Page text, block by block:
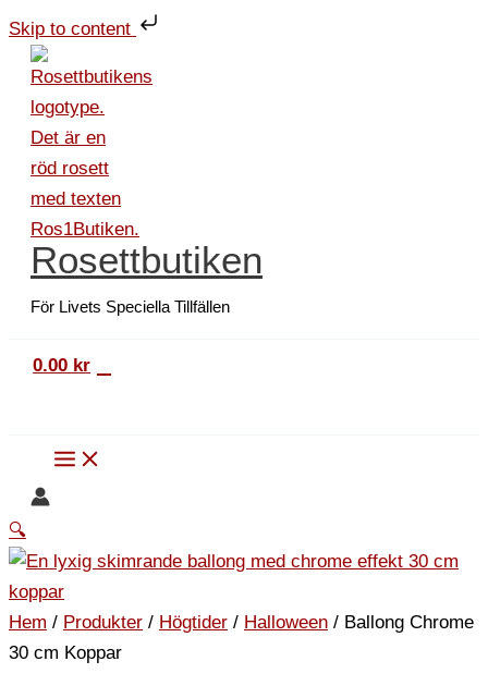
Skip to content
till
innehåll
Rosettbutiken
För Livets Speciella Tillfällen
0.00 kr
🔍
Hem / Produkter / Högtider / Halloween / Ballong Chrome
30 cm Koppar
Chrome
cm
Koppar
mängd